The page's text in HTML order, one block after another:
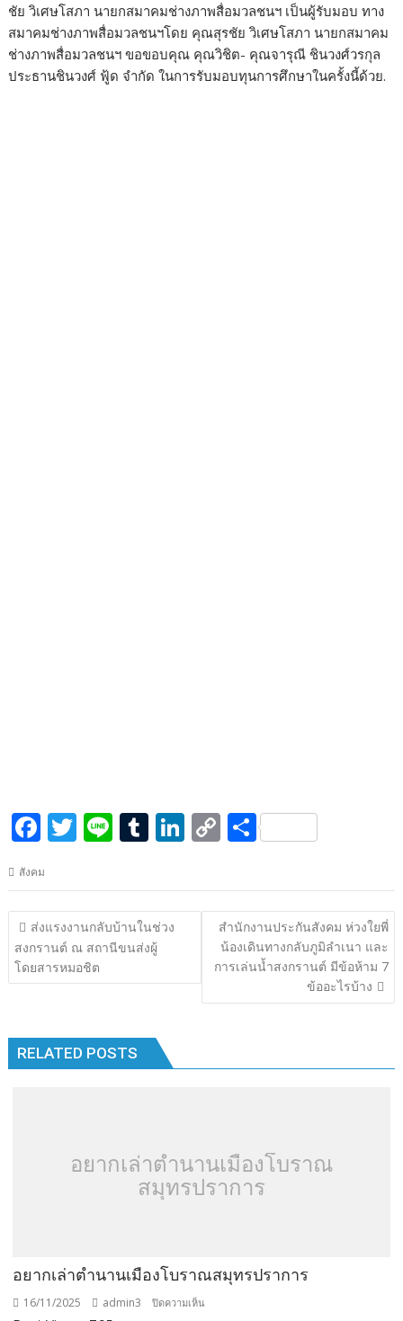
ชัย วิเศษโสภา นายกสมาคมช่างภาพสื่อมวลชนฯ เป็นผู้รับมอบ ทาง
สมาคมช่างภาพสื่อมวลชนฯโดย คุณสุรชัย วิเศษโสภา นายกสมาคม
ช่างภาพสื่อมวลชนฯ ขอขอบคุณ คุณวิชิต- คุณจารุณี ชินวงศ์วรกุล
ประธานชินวงศ์ ฟู้ด จำกัด ในการรับมอบทุนการศึกษาในครั้งนี้ด้วย.
F
e
b
o
o
T
itt
er
Li
e
T
m
bl
r
Li
k
e
C
p
y
Li
n
k
S
ar
e
สังคม
แนะแนว
เรื่อง
ส่งแรงงานกลับบ้านในช่วง
สงกรานต์ ณ สถานีขนส่งผู้
โดยสารหมอชิต
สำนักงานประกันสังคม ห่วงใยพี่
น้องเดินทางกลับภูมิลำเนา และ
การเล่นน้ำสงกรานต์ มีข้อห้าม 7
ข้ออะไรบ้าง
RELATED POSTS
อยากเล่าตำนานเมืองโบราณ
สมุทรปราการ
อยากเล่าตำนานเมืองโบราณสมุทรปราการ
16/11/2025 admin3 ปิดความเห็น